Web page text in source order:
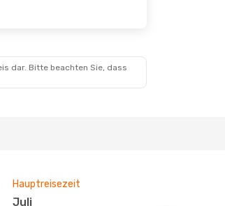
dar. Bitte beachten Sie, dass
Hauptreisezeit
Juli